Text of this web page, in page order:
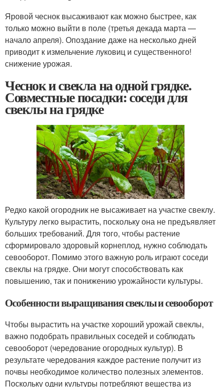
Яровой чеснок высаживают как можно быстрее, как
только можно выйти в поле (третья декада марта —
начало апреля). Опоздание даже на несколько дней
приводит к измельчение луковиц и существенного!
снижение урожая.
Чеснок и свекла на одной грядке.
Совместные посадки: соседи для
свеклы на грядке
Редко какой огородник не высаживает на участке свеклу.
Культуру легко вырастить, поскольку она не предъявляет
больших требований. Для того, чтобы растение
сформировало здоровый корнеплод, нужно соблюдать
севооборот. Помимо этого важную роль играют соседи
свеклы на грядке. Они могут способствовать как
повышению, так и понижению урожайности культуры.
Особенности выращивания свеклы и севооборот
Чтобы вырастить на участке хороший урожай свеклы,
важно подобрать правильных соседей и соблюдать
севооборот (чередование огородных культур). В
результате чередования каждое растение получит из
почвы необходимое количество полезных элементов.
Поскольку одни культуры потребляют вещества из